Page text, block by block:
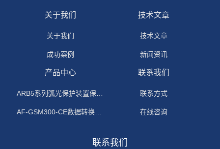
关于我们
关于我们
成功案例
技术文章
技术文章
新闻资讯
产品中心
ARB5系列弧光保护装置保护功能原理
AF-GSM300-CE数据转换模块
联系我们
联系方式
在线咨询
联系我们